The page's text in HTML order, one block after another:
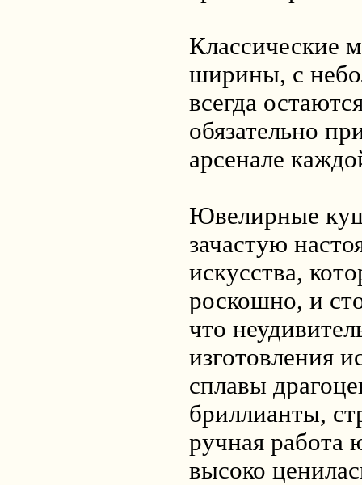
Классические
ширины, с
всегда
обязательно
арсенале
Ювелирные
зачастую
искусства,
роскошно, и
что
изготовления
сплавы
бриллианты,
ручная работа
высоко